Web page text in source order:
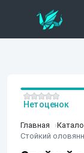
Главная
Стойкий
Нет оценок